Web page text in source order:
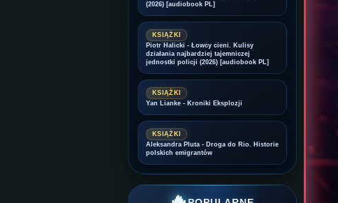
(2026) [audiobook PL]
KSIĄŻKI
Piotr Halicki - Łowcy cieni. Kulisy
działania najbardziej tajemniczej
jednostki policji (2026) [audiobook PL]
KSIĄŻKI
Yan Lianke - Kroniki Eksplozji
KSIĄŻKI
Aleksandra Pluta - Droga do Rio. Historie
polskich emigrantów